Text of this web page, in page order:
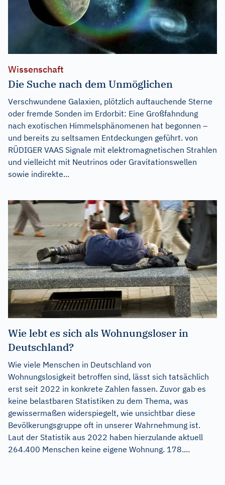
Wissenschaft
Die Suche nach dem Unmöglichen
Verschwundene Galaxien, plötzlich auftauchende Sterne
oder fremde Sonden im Erdorbit: Eine Großfahndung
nach exotischen Himmelsphänomenen hat begonnen –
und bereits zu seltsamen Entdeckungen geführt. von
RÜDIGER VAAS Signale mit elektromagnetischen Strahlen
und vielleicht mit Neutrinos oder Gravitationswellen
sowie indirekte...
Wie lebt es sich als Wohnungsloser in
Deutschland?
Wie viele Menschen in Deutschland von
Wohnungslosigkeit betroffen sind, lässt sich tatsächlich
erst seit 2022 in konkrete Zahlen fassen. Zuvor gab es
keine belastbaren Statistiken zu dem Thema, was
gewissermaßen widerspiegelt, wie unsichtbar diese
Bevölkerungsgruppe oft in unserer Wahrnehmung ist.
Laut der Statistik aus 2022 haben hierzulande aktuell
264.400 Menschen keine eigene Wohnung. 178....